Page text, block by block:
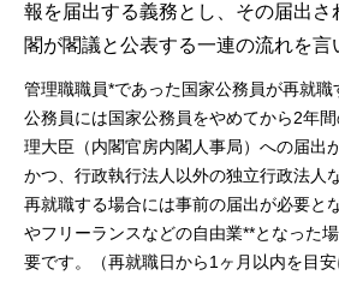
報を届出する義務とし、その届出さ
閣が閣議と公表する一連の流れを言
管理職職員*であった国家公務員が再就職
公務員には国家公務員をやめてから2年
理大臣（内閣官房内閣人事局）への届出
かつ、行政執行法人以外の独立行政法人
再就職する場合には事前の届出が必要と
やフリーランスなどの自由業**となった
要です。（再就職日から1ヶ月以内を目